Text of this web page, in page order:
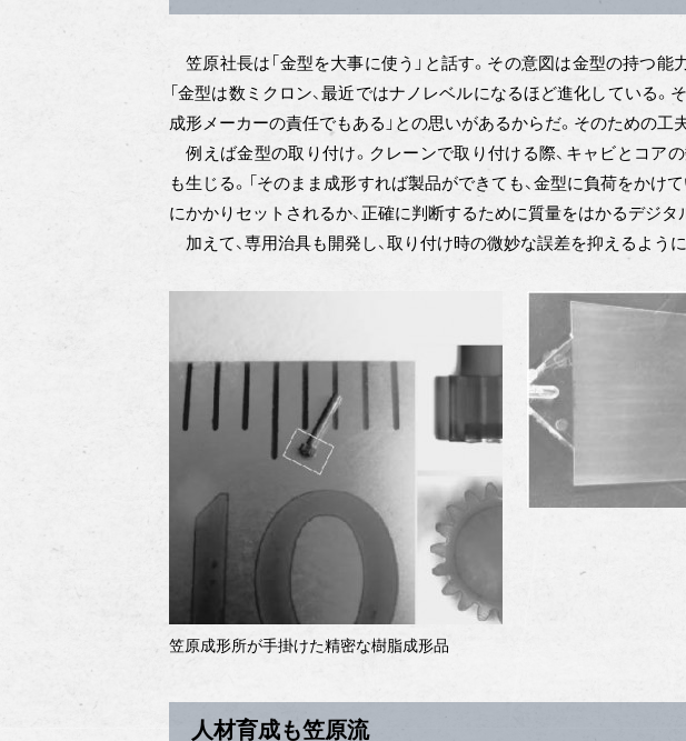
笠原社長は「金型を大事に使う」と話す。その意図は金型の持つ能
「金型は数ミクロン、最近ではナノレベルになるほど進化している
成形メーカーの責任でもある」との思いがあるからだ。そのための工
例えば金型の取り付け。クレーンで取り付ける際、キャビとコア
も生じる。「そのまま成形すれば製品ができても、金型に負荷をかけ
にかかりセットされるか、正確に判断するために質量をはかるデジタ
加えて、専用治具も開発し、取り付け時の微妙な誤差を抑えるように
笠原成形所が手掛けた精密な樹脂成形品
人材育成も笠原流